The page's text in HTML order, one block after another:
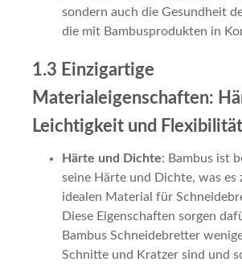
sondern auch die Gesundheit
die mit Bambusprodukten in
1.3 Einzigartige
Materialeigenschaften:
Leichtigkeit und Flexibilität
Härte und Dichte: Bambus ist
seine Härte und Dichte, was es
idealen Material für
Diese Eigenschaften sorgen
Bambus Schneidebretter
Schnitte und Kratzer sind und